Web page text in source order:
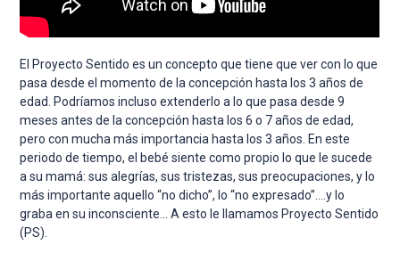
El Proyecto Sentido es un concepto que tiene que ver con lo que
pasa desde el momento de la concepción hasta los 3 años de
edad. Podríamos incluso extenderlo a lo que pasa desde 9
meses antes de la concepción hasta los 6 o 7 años de edad,
pero con mucha más importancia hasta los 3 años. En este
periodo de tiempo, el bebé siente como propio lo que le sucede
a su mamá: sus alegrías, sus tristezas, sus preocupaciones, y lo
más importante aquello “no dicho”, lo “no expresado”….y lo
graba en su inconsciente… A esto le llamamos Proyecto Sentido
(PS).